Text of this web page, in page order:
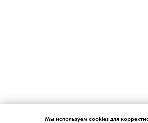
Мы используем cookies для